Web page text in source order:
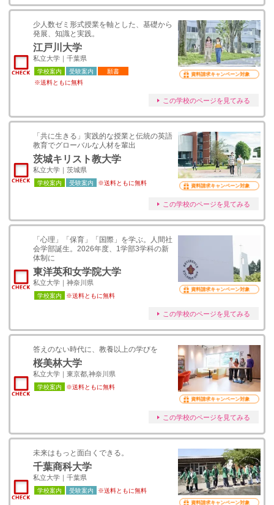
少人数ゼミ形式授業を軸とした、基礎から
発展、知識と実践。
江戸川大学
私立大学｜千葉県
学校案内 受験案内
願書
※送料ともに無料
資料請求キャンペーン対象
この学校のページを見てみる
「共に生きる」実践的な授業と伝統の英語
教育でグローバルな人材を輩出
茨城キリスト教大学
私立大学｜茨城県
学校案内 受験案内 ※送料ともに無料 資料請求キャンペーン対象
この学校のページを見てみる
「心理」「保育」「国際」を学ぶ。人間社
会学部誕生。2026年度、1学部3学科の新
体制に
東洋英和女学院大学
私立大学｜神奈川県
学校案内 ※送料ともに無料
資料請求キャンペーン対象
この学校のページを見てみる
答えのない時代に、教養以上の学びを
桜美林大学
私立大学｜東京都,神奈川県
学校案内 ※送料ともに無料
資料請求キャンペーン対象
この学校のページを見てみる
未来はもっと面白くできる。
千葉商科大学
私立大学｜千葉県
学校案内 受験案内 ※送料ともに無料
資料請求キャンペーン対象